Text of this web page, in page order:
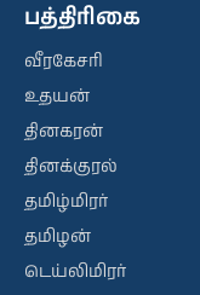
பத்திரிகை
வீரகேசரி
உதயன்
தினகரன்
தினக்குரல்
தமிழ்மிரர்
தமிழன்
டெய்லிமிரர்